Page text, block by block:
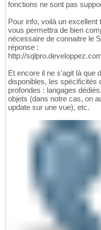
fonctions ne sont pas
Pour info, voilà un
vous permettra de bien
nécessaire de connaitre le
réponse :
http://
Et encore il ne s'agit là que
disponibles, les spécificités
profondes : langages
objets (dans notre cas, on
update sur une vue), etc.